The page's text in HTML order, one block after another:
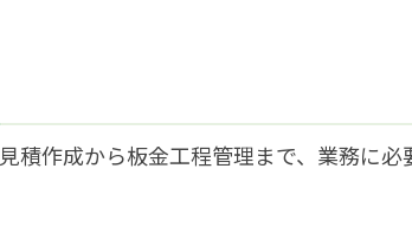
積作成から板金工程管理まで、業務に